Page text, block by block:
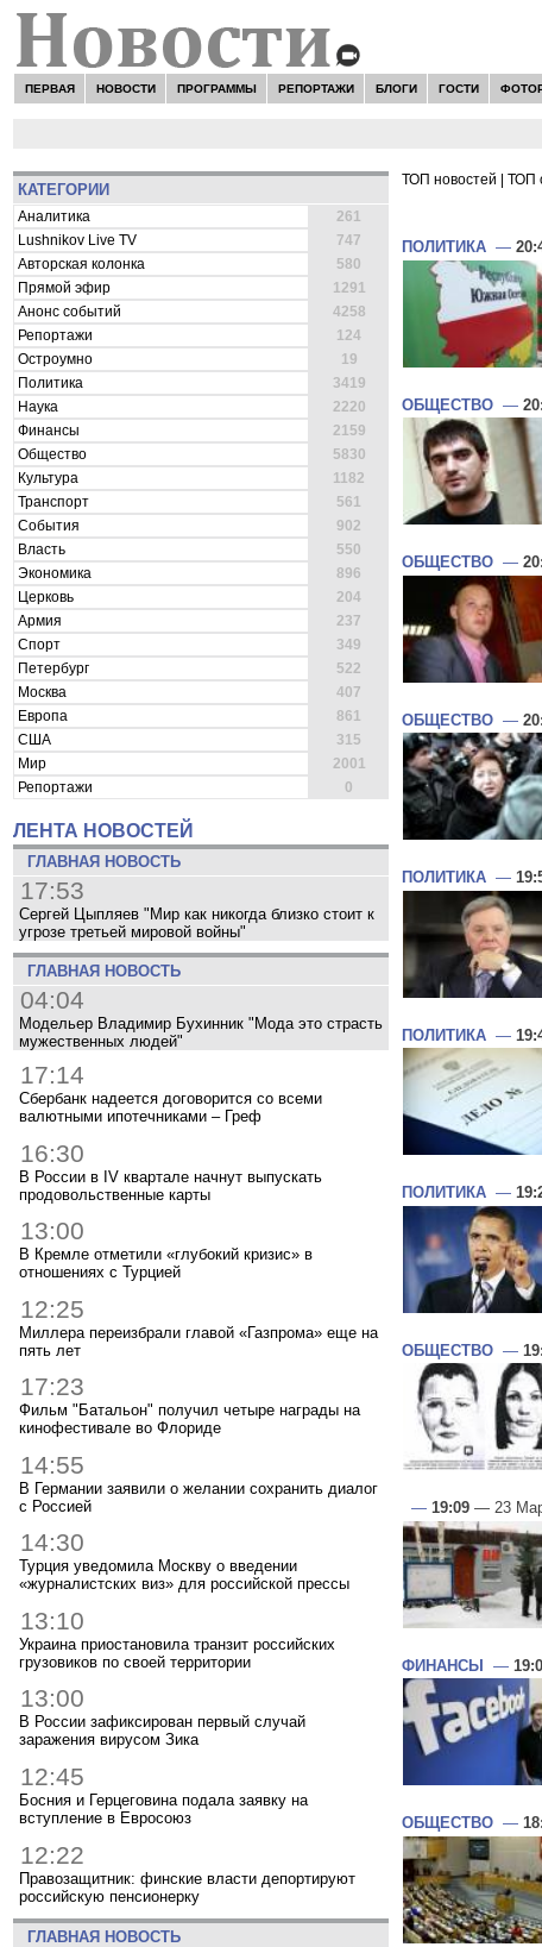
ПЕРВАЯ НОВОСТИ ПРОГРАММЫ РЕПОРТАЖИ БЛОГИ ГОСТИ
КАТЕГОРИИ
Аналитика
261
Lushnikov Live TV
747
Авторская колонка
580
Прямой эфир
1291
Анонс событий
4258
Репортажи
124
Остроумно
19
Политика
3419
Наука
2220
Финансы
2159
Общество
5830
Культура
1182
Транспорт
561
События
902
Власть
550
Экономика
896
Церковь
204
Армия
237
Спорт
349
Петербург
522
Москва
407
Европа
861
США
315
Мир
2001
Репортажи
0
ЛЕНТА НОВОСТЕЙ
ГЛАВНАЯ НОВОСТЬ
17:53
Сергей Цыпляев "Мир как никогда близко стоит к
угрозе третьей мировой войны"
ГЛАВНАЯ НОВОСТЬ
04:04
Модельер Владимир Бухинник "Мода это страсть
мужественных людей"
17:14
Сбербанк надеется договорится со всеми
валютными ипотечниками – Греф
16:30
В России в IV квартале начнут выпускать
продовольственные карты
13:00
В Кремле отметили «глубокий кризис» в
отношениях с Турцией
12:25
Миллера переизбрали главой «Газпрома» еще на
пять лет
17:23
Фильм "Батальон" получил четыре награды на
кинофестивале во Флориде
14:55
В Германии заявили о желании сохранить диалог
с Россией
14:30
Турция уведомила Москву о введении
«журналистских виз» для российской прессы
13:10
Украина приостановила транзит российских
грузовиков по своей территории
13:00
В России зафиксирован первый случай
заражения вирусом Зика
12:45
Босния и Герцеговина подала заявку на
вступление в Евросоюз
12:22
Правозащитник: финские власти депортируют
российскую пенсионерку
ГЛАВНАЯ НОВОСТЬ
ТОП новостей ТОП
ПОЛИТИКА —
ОБЩЕСТВО —
ОБЩЕСТВО —
ОБЩЕСТВО —
ПОЛИТИКА —
ПОЛИТИКА —
ПОЛИТИКА —
ОБЩЕСТВО —
— 19:09 — 23
ФИНАНСЫ —
ОБЩЕСТВО —